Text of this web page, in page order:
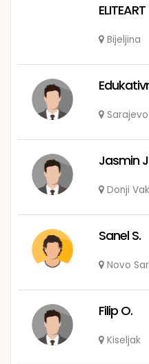
ELITEART
Bijeljina
Sarajevo
Jasmin
Donji
Sanel S.
Novo
Filip O.
Kiseljak